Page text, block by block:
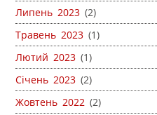
Липень 2023 (2)
Травень 2023 (1)
Лютий 2023 (1)
Січень 2023 (2)
Жовтень 2022 (2)